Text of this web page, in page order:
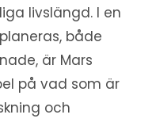
livslängd. I en
både
är Mars
på vad som är
och